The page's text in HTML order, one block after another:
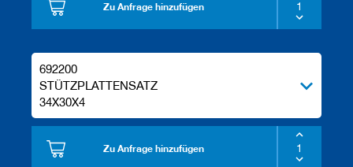
Zu Anfrage hinzufügen
692200
STÜTZPLATTENSATZ
34X30X4
Zu Anfrage hinzufügen